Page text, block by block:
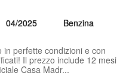
04/2025 Benzina
in perfette condizioni e con
Il prezzo include 12 mesi
Casa Madr...